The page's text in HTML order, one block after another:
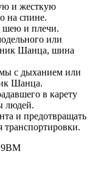
и жесткую
на спине.
шею и плечи.
или
Шанца, шина
с дыханием или
Шанца.
в карету
людей.
и предотвращать
транспортировки.